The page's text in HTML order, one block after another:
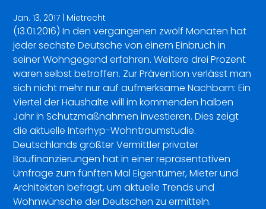
Jan. 13, 2017 | Mietrecht
(13.01.2016) In den vergangenen zwölf Monaten hat
jeder sechste Deutsche von einem Einbruch in
seiner Wohngegend erfahren. Weitere drei Prozent
waren selbst betroffen. Zur Prävention verlässt man
sich nicht mehr nur auf aufmerksame Nachbarn: Ein
Viertel der Haushalte will im kommenden halben
Jahr in Schutzmaßnahmen investieren. Dies zeigt
die aktuelle Interhyp-Wohntraumstudie.
Deutschlands größter Vermittler privater
Baufinanzierungen hat in einer repräsentativen
Umfrage zum fünften Mal Eigentümer, Mieter und
Architekten befragt, um aktuelle Trends und
Wohnwünsche der Deutschen zu ermitteln.